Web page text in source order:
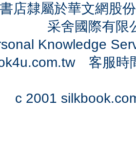
店隸屬於華文網股
采舍國際有
Knowledge
客服時
c 2001